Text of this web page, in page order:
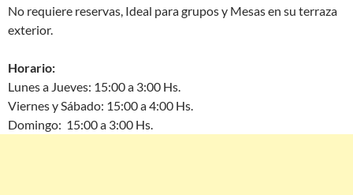
No requiere reservas, Ideal para grupos y Mesas en su terraza
exterior.
Horario:
Lunes a Jueves: 15:00 a 3:00 Hs.
Viernes y Sábado: 15:00 a 4:00 Hs.
Domingo: 15:00 a 3:00 Hs.